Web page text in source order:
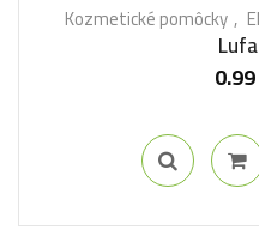
Kozmetické pomôcky
0.99